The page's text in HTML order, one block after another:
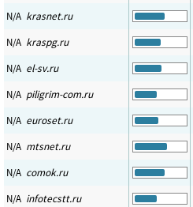
N/A krasnet.ru
N/A kraspg.ru
N/A el-sv.ru
N/A piligrim-com.ru
N/A euroset.ru
N/A mtsnet.ru
N/A comok.ru
N/A infotecstt.ru